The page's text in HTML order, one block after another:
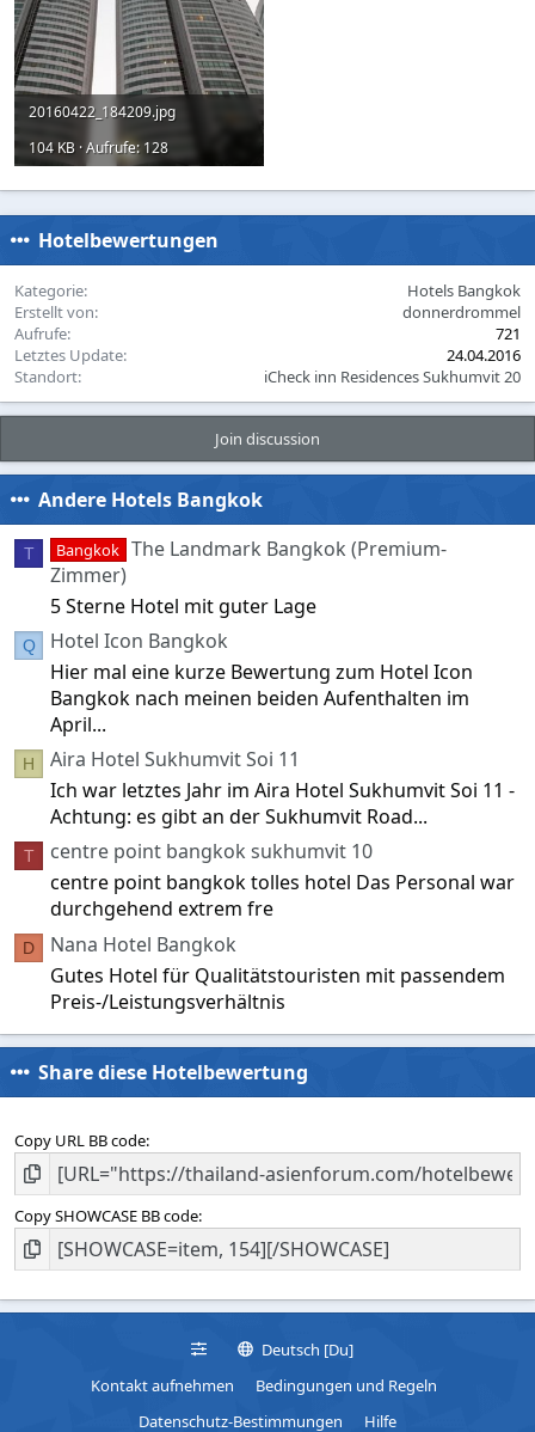
20160422_184209.jpg
104 KB · Aufrufe: 128
Hotelbewertungen
Kategorie
Hotels Bangkok
Erstellt von
donnerdrommel
Aufrufe
721
Letztes Update
24.04.2016
Standort
iCheck inn Residences Sukhumvit 20
Join discussion
Andere Hotels Bangkok
T Bangkok The Landmark Bangkok (Premium-
Zimmer)
5 Sterne Hotel mit guter Lage
Q
Hotel Icon Bangkok
Hier mal eine kurze Bewertung zum Hotel Icon
Bangkok nach meinen beiden Aufenthalten im
April...
H
Aira Hotel Sukhumvit Soi 11
Ich war letztes Jahr im Aira Hotel Sukhumvit Soi 11 -
Achtung: es gibt an der Sukhumvit Road...
T
centre point bangkok sukhumvit 10
centre point bangkok tolles hotel Das Personal war
durchgehend extrem fre
D
Nana Hotel Bangkok
Gutes Hotel für Qualitätstouristen mit passendem
Preis-/Leistungsverhältnis
Share diese Hotelbewertung
Copy URL BB code
Copy SHOWCASE BB code
Deutsch [Du]
Kontakt aufnehmen
Bedingungen und Regeln
Datenschutz-Bestimmungen
Hilfe